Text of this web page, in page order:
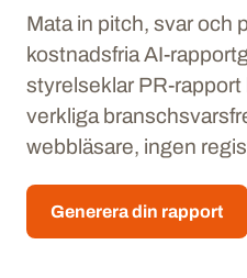
Mata in pitch, svar och
kostnadsfria AI-
styrelseklar PR-
verkliga
webbläsare, ingen
Generera din rapport